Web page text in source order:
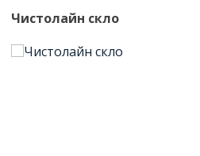
Чистолайн скло